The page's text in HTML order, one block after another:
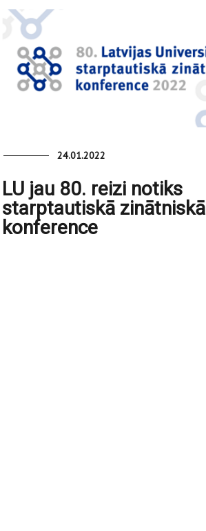
24.01.2022
LU jau 80. reizi notiks
starptautiskā zinātniskā
konference